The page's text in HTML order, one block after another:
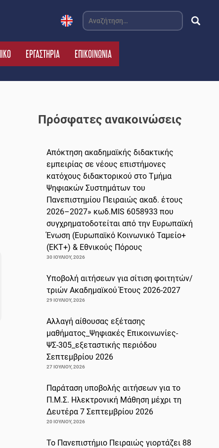
Αναζήτηση
για:
ΕΡΓΑΣΤΗΡΙΑ ΕΠΙΚΟΙΝΩΝΙΑ
Πρόσφατες ανακοινώσεις
Απόκτηση ακαδημαϊκής διδακτικής
εμπειρίας σε νέους επιστήμονες
κατόχους διδακτορικού στο Τμήμα
Ψηφιακών Συστημάτων του
Πανεπιστημίου Πειραιώς ακαδ. έτους
2026–2027» κωδ.MIS 6058933 που
συγχρηματοδοτείται από την Ευρωπαϊκή
Ένωση (Ευρωπαϊκό Κοινωνικό Ταμείο+
(ΕΚΤ+) & Εθνικούς Πόρους
30 ΙΟΥΛΊΟΥ, 2026
Υποβολή αιτήσεων για σίτιση φοιτητών/
τριών Ακαδημαϊκού Έτους 2026-2027
29 ΙΟΥΛΊΟΥ, 2026
Αλλαγή αίθουσας εξέτασης
μαθήματος_Ψηφιακές Επικοινωνίες-
ΨΣ-305_εξεταστικής περιόδου
Σεπτεμβρίου 2026
27 ΙΟΥΛΊΟΥ, 2026
Παράταση υποβολής αιτήσεων για το
Π.Μ.Σ. Ηλεκτρονική Μάθηση μέχρι τη
Δευτέρα 7 Σεπτεμβρίου 2026
20 ΙΟΥΛΊΟΥ, 2026
Το Πανεπιστήμιο Πειραιώς γιορτάζει 88